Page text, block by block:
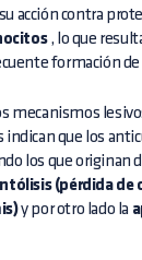
acción contra
, lo que
formación de
mecanismos
que los
los que originan
(pérdida de
y por otro lado la